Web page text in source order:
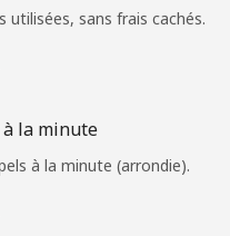
utilisées, sans frais cachés.
la minute
à la minute (arrondie).